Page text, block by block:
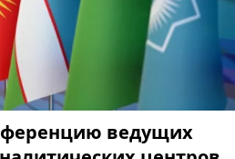
ведущих